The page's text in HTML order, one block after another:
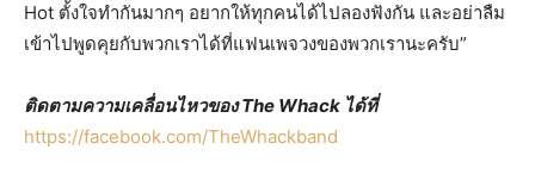
Hot ตั้งใจทำกันมากๆ อยากให้ทุกคนได้ไปลองฟังกัน และอย่าลืม
เข้าไปพูดคุยกับพวกเราได้ที่แฟนเพจวงของพวกเรานะครับ”
ติดตามความเคลื่อนไหวของThe Whack ได้ที่
https://facebook.com/TheWhackband